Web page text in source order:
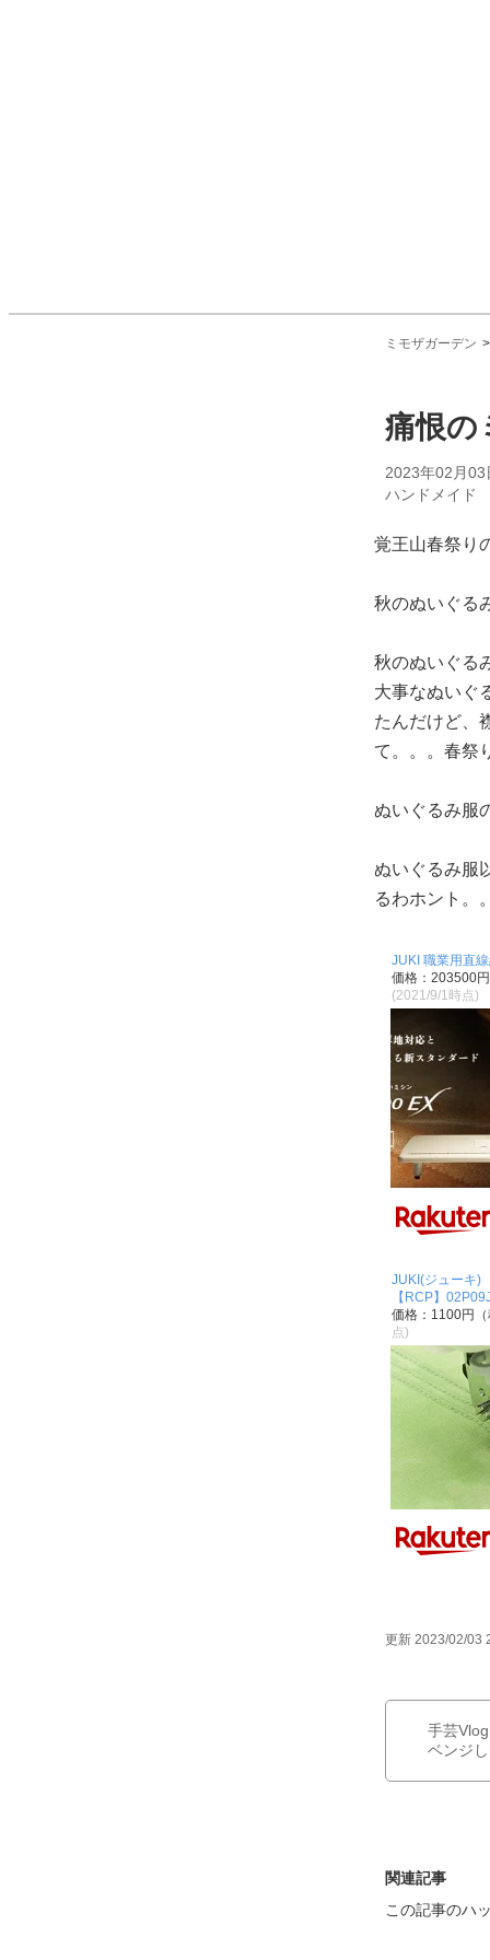
ミモザガーデン
痛恨の
2023年02月03
ハンドメイド
覚王山春祭り
秋のぬいぐる
秋のぬいぐる
大事なぬいぐ
たんだけど、
て。。。春祭
ぬいぐるみ服
ぬいぐるみ服
るわホント。
JUKI 職業用直
価格：203500
(2021/9/1時点)
JUKI(ジュー
【RCP】
価格：1100円
点)
更新 2023/02/03
手芸
ベンジ
関連記事
この記事のハ